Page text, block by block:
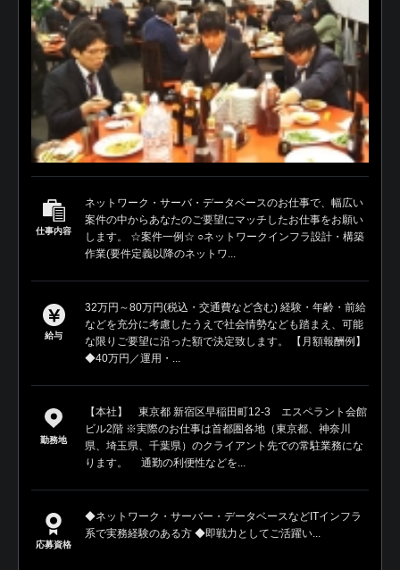
仕事内容
ネットワーク・サーバ・データベースのお仕事で、幅広い
案件の中からあなたのご要望にマッチしたお仕事をお願い
します。 ☆案件一例☆ ○ネットワークインフラ設計・構築
作業(要件定義以降のネットワ...
給与
32万円～80万円(税込・交通費など含む) 経験・年齢・前給
などを充分に考慮したうえで社会情勢なども踏まえ、可能
な限りご要望に沿った額で決定致します。 【月額報酬例】
◆40万円／運用・...
勤務地
【本社】 東京都 新宿区早稲田町12-3 エスペラント会館
ビル2階 ※実際のお仕事は首都圏各地（東京都、神奈川
県、埼玉県、千葉県）のクライアント先での常駐業務にな
ります。 通勤の利便性などを...
応募資格
◆ネットワーク・サーバー・データベースなどITインフラ
系で実務経験のある方 ◆即戦力としてご活躍い...